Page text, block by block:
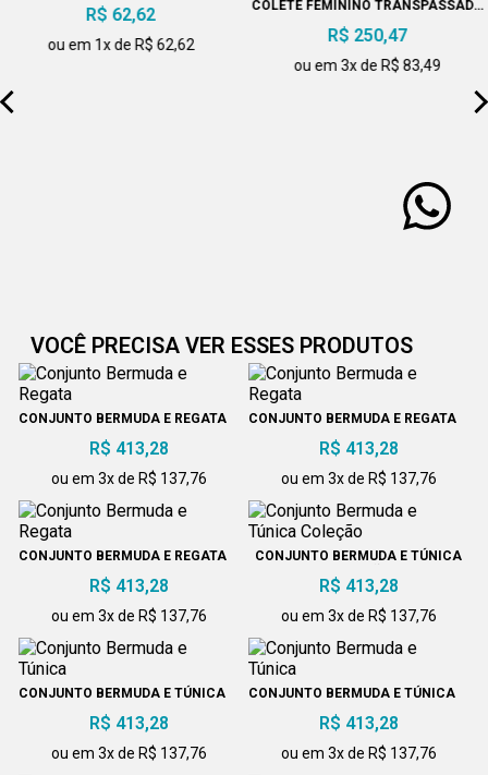
R$ 62,62
ou em 1x de R$ 62,62
COLETE FEMININO TRANSPASSADO
PRETO
R$ 250,47
ou em 3x de R$ 83,49
VOCÊ PRECISA VER ESSES PRODUTOS
CONJUNTO BERMUDA E REGATA
R$ 413,28
ou em 3x de R$ 137,76
CONJUNTO BERMUDA E REGATA
R$ 413,28
ou em 3x de R$ 137,76
CONJUNTO BERMUDA E REGATA
R$ 413,28
ou em 3x de R$ 137,76
CONJUNTO BERMUDA E TÚNICA
R$ 413,28
ou em 3x de R$ 137,76
CONJUNTO BERMUDA E TÚNICA
R$ 413,28
ou em 3x de R$ 137,76
CONJUNTO BERMUDA E TÚNICA
R$ 413,28
ou em 3x de R$ 137,76